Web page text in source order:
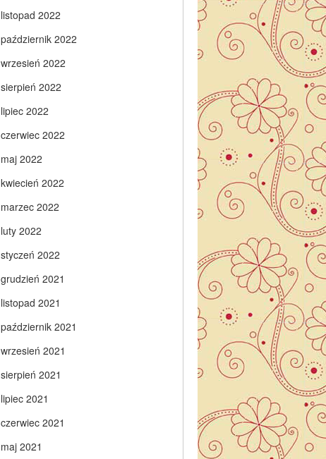
listopad 2022
październik 2022
wrzesień 2022
sierpień 2022
lipiec 2022
czerwiec 2022
maj 2022
kwiecień 2022
marzec 2022
luty 2022
styczeń 2022
grudzień 2021
listopad 2021
październik 2021
wrzesień 2021
sierpień 2021
lipiec 2021
czerwiec 2021
maj 2021